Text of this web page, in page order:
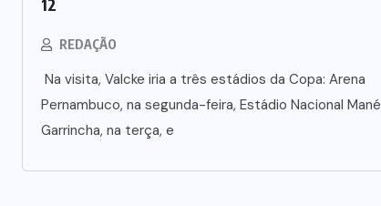
12
REDAÇÃO
Na visita, Valcke iria a três estádios da Copa: Arena
Pernambuco, na segunda-feira, Estádio Nacional Mané
Garrincha, na terça, e